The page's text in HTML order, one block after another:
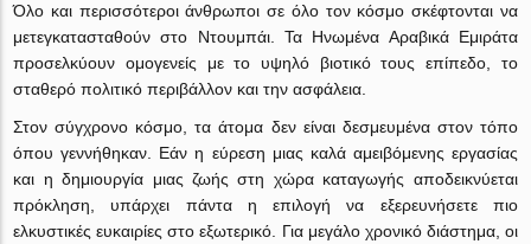
Όλο και περισσότεροι άνθρωποι σε όλο τον κόσμο σκέφτονται να
μετεγκατασταθούν στο Ντουμπάι. Τα Ηνωμένα Αραβικά Εμιράτα
προσελκύουν ομογενείς με το υψηλό βιοτικό τους επίπεδο, το
σταθερό πολιτικό περιβάλλον και την ασφάλεια.
Στον σύγχρονο κόσμο, τα άτομα δεν είναι δεσμευμένα στον τόπο
όπου γεννήθηκαν. Εάν η εύρεση μιας καλά αμειβόμενης εργασίας
και η δημιουργία μιας ζωής στη χώρα καταγωγής αποδεικνύεται
πρόκληση, υπάρχει πάντα η επιλογή να εξερευνήσετε πιο
ελκυστικές ευκαιρίες στο εξωτερικό. Για μεγάλο χρονικό διάστημα, οι